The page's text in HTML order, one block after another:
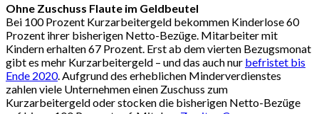
Ohne Zuschuss Flaute im Geldbeutel
Bei 100 Prozent Kurzarbeitergeld bekommen Kinderlose 60
Prozent ihrer bisherigen Netto-Bezüge. Mitarbeiter mit
Kindern erhalten 67 Prozent. Erst ab dem vierten Bezugsmonat
gibt es mehr Kurzarbeitergeld – und das auch nur befristet bis
Ende 2020. Aufgrund des erheblichen Minderverdienstes
zahlen viele Unternehmen einen Zuschuss zum
Kurzarbeitergeld oder stocken die bisherigen Netto-Bezüge